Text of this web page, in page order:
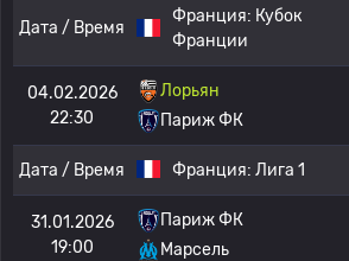
Дата / Время
Франция: Кубок
Франции
04.02.2026
22:30
Лорьян
Париж ФК
Дата / Время Франция: Лига 1
31.01.2026
19:00
Париж ФК
Марсель